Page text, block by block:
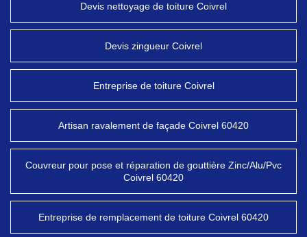
Devis nettoyage de toiture Coivrel
Devis zingueur Coivrel
Entreprise de toiture Coivrel
Artisan ravalement de façade Coivrel 60420
Couvreur pour pose et réparation de gouttière Zinc/Alu/Pvc
Coivrel 60420
Entreprise de remplacement de toiture Coivrel 60420